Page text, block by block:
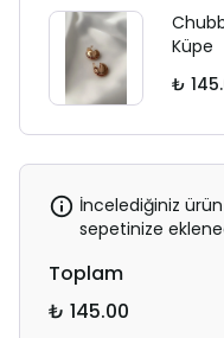
Küpe
₺
İncelediğiniz
sepetinize
Toplam
₺ 145.00